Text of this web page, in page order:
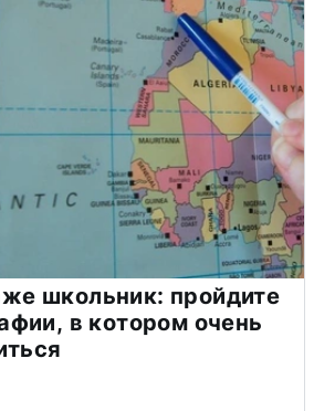
школьник: пройдите
в котором очень